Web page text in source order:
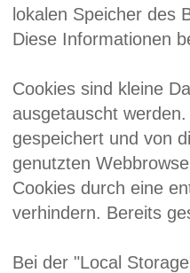
lokalen Speicher des
Diese Informationen
Cookies sind kleine
ausgetauscht
gespeichert und von
genutzten
Cookies durch eine
verhindern. Bereits
Bei der "Local